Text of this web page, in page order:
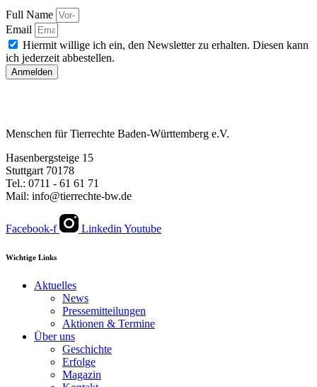
Full Name
Email
Hiermit willige ich ein, den Newsletter zu erhalten. Diesen kann
ich jederzeit abbestellen.
Anmelden
Menschen für Tierrechte Baden-Württemberg e.V.
Hasenbergsteige 15
Stuttgart 70178
Tel.: 0711 - 61 61 71
Mail: info@tierrechte-bw.de
Facebook-f Linkedin Youtube
Wichtige Links
Aktuelles
News
Pressemitteilungen
Aktionen & Termine
Über uns
Geschichte
Erfolge
Magazin